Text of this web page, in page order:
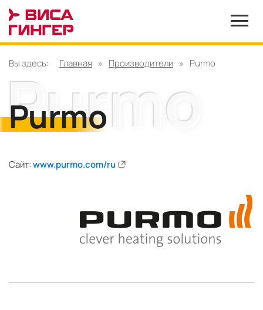
Вы здесь: Главная » Производители » Purmo
Purmo
Сайт:www.purmo.com/ru